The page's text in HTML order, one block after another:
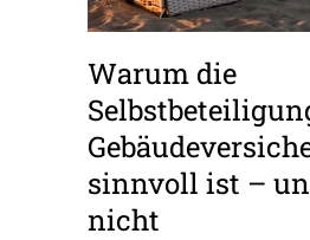
Warum die
sinnvoll ist –
nicht